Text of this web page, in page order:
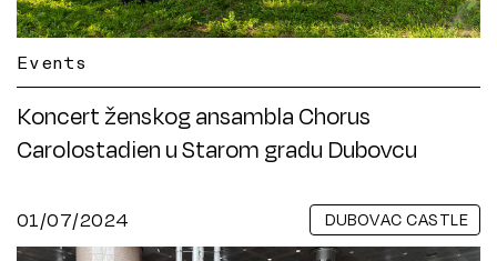
Events
Koncert ženskog ansambla Chorus
Carolostadien u Starom gradu Dubovcu
01/07/2024 DUBOVAC CASTLE